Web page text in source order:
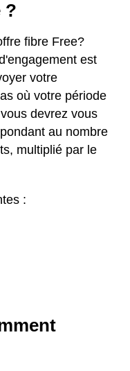
?
fibre Free?
est
votre
où votre période
devrez vous
au nombre
multiplié par le
: